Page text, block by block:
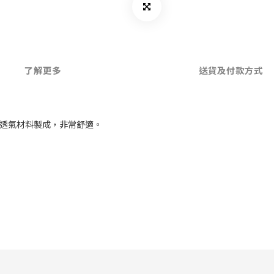
了解更多 送貨及付款方式
氣材料製成，非常舒適。